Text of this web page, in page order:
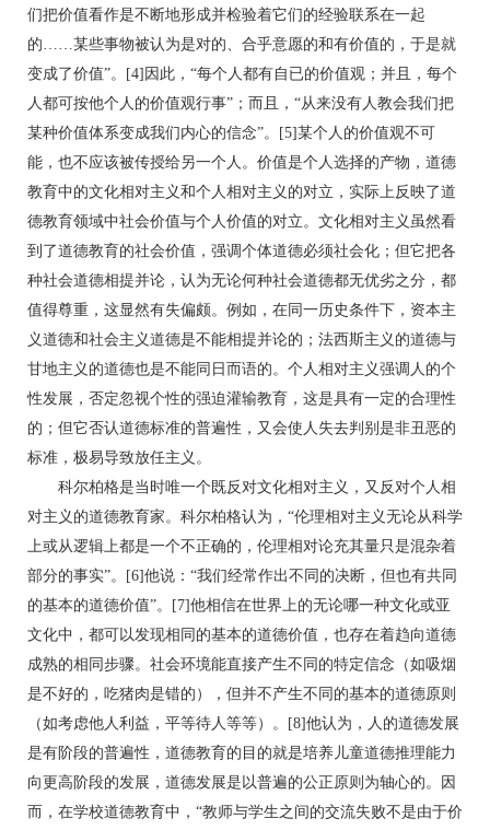
们把价值看作是不断地形成并检验着它们的经验联系在一起
的……某些事物被认为是对的、合乎意愿的和有价值的，于是就
变成了价值”。[4]因此，“每个人都有自已的价值观；并且，每个
人都可按他个人的价值观行事”；而且，“从来没有人教会我们把
某种价值体系变成我们内心的信念”。[5]某个人的价值观不可
能，也不应该被传授给另一个人。价值是个人选择的产物，道德
教育中的文化相对主义和个人相对主义的对立，实际上反映了道
德教育领域中社会价值与个人价值的对立。文化相对主义虽然看
到了道德教育的社会价值，强调个体道德必须社会化；但它把各
种社会道德相提并论，认为无论何种社会道德都无优劣之分，都
值得尊重，这显然有失偏颇。例如，在同一历史条件下，资本主
义道德和社会主义道德是不能相提并论的；法西斯主义的道德与
甘地主义的道德也是不能同日而语的。个人相对主义强调人的个
性发展，否定忽视个性的强迫灌输教育，这是具有一定的合理性
的；但它否认道德标准的普遍性，又会使人失去判别是非丑恶的
标准，极易导致放任主义。
科尔柏格是当时唯一个既反对文化相对主义，又反对个人相
对主义的道德教育家。科尔柏格认为，“伦理相对主义无论从科学
上或从逻辑上都是一个不正确的，伦理相对论充其量只是混杂着
部分的事实”。[6]他说：“我们经常作出不同的决断，但也有共同
的基本的道德价值”。[7]他相信在世界上的无论哪一种文化或亚
文化中，都可以发现相同的基本的道德价值，也存在着趋向道德
成熟的相同步骤。社会环境能直接产生不同的特定信念（如吸烟
是不好的，吃猪肉是错的），但并不产生不同的基本的道德原则
（如考虑他人利益，平等待人等等）。[8]他认为，人的道德发展
是有阶段的普遍性，道德教育的目的就是培养儿童道德推理能力
向更高阶段的发展，道德发展是以普遍的公正原则为轴心的。因
而，在学校道德教育中，“教师与学生之间的交流失败不是由于价